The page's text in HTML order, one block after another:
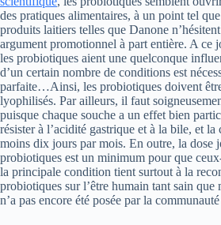
des pratiques alimentaires, à un point tel
produits laitiers telles que Danone
argument promotionnel à part entière. A ce
les probiotiques aient une quelconque
d’un certain nombre de conditions est
parfaite…Ainsi, les probiotiques doivent
lyophilisés. Par ailleurs, il faut
puisque chaque souche a un effet bien
résister à l’acidité gastrique et à la bile, et
moins dix jours par mois. En outre, la dose
probiotiques est un minimum pour que
la principale condition tient surtout à la
probiotiques sur l’être humain tant sain que
n’a pas encore été posée par la